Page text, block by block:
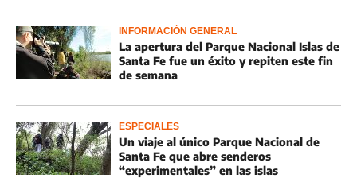
INFORMACIÓN GENERAL
La apertura del Parque Nacional Islas de
Santa Fe fue un éxito y repiten este fin
de semana
ESPECIALES
Un viaje al único Parque Nacional de
Santa Fe que abre senderos
“experimentales” en las islas